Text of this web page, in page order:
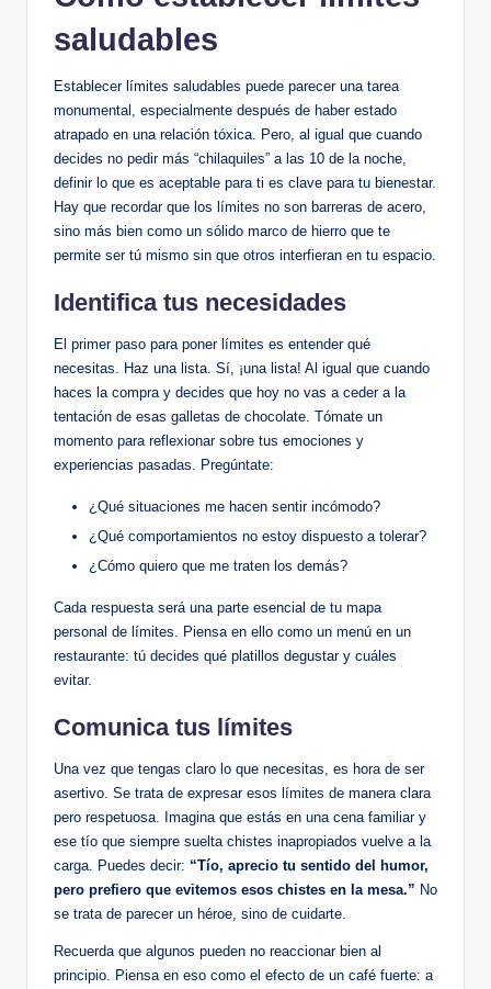
⁣saludables
Establecer límites⁣ saludables puede parecer una tarea ​
monumental, ‌especialmente ⁢después de haber ​estado
‍atrapado en​ una relación tóxica. Pero, al igual que cuando
decides no ⁤pedir más‍ “chilaquiles” a las 10 de la⁤ noche,
definir lo ⁤que es aceptable ⁢para ti‍ es clave para tu bienestar.⁣
Hay que recordar que‍ los límites no‌ son barreras de⁢ acero,
⁤sino más‌ bien ⁣como un sólido marco de hierro que te
permite ser tú mismo sin que ⁢otros⁣ interfieran en ⁢tu espacio.
Identifica tus necesidades
El primer paso para poner límites es‌ entender ​qué
⁣necesitas. Haz una lista. Sí,​ ¡una lista! Al igual que cuando
haces la compra y decides que hoy no vas a​ ceder a la‍
tentación de ⁢esas galletas ‌de chocolate. Tómate un⁢
momento para reflexionar‍ sobre tus emociones ⁤y
experiencias⁣ pasadas.⁤ Pregúntate:
¿Qué situaciones me hacen sentir incómodo?
¿Qué ​comportamientos no ‌estoy dispuesto a tolerar?
¿Cómo quiero que me traten‍ los ‌demás?
Cada⁣ respuesta será ⁣una parte ⁤esencial de tu mapa
personal de límites. Piensa en ello como un ​menú ​en⁣ un
restaurante:‍ tú decides‌ qué ‌platillos degustar⁣ y‌ cuáles
⁣evitar.
Comunica⁤ tus límites
Una vez que ⁢tengas claro lo ⁢que necesitas, ‌es hora de ser⁤
asertivo. Se trata de expresar esos límites de manera clara
⁣pero respetuosa. Imagina que estás en una cena familiar⁤ y
ese tío que siempre suelta chistes inapropiados vuelve a la
carga. Puedes decir: “Tío, aprecio‌ tu sentido del humor,​
pero ⁤prefiero que evitemos esos chistes ⁢en la mesa.” No
se trata de parecer​ un héroe,⁢ sino de cuidarte.
Recuerda que ‌algunos pueden ​no‍ reaccionar bien al ​
principio.⁣ Piensa en eso como el⁤ efecto de un café fuerte:⁣ a